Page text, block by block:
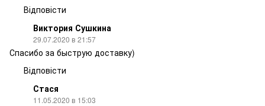
Відповісти
Виктория Сушкина
29.07.2020 в 21:57
Спасибо за быструю доставку)
Відповісти
Стася
11.05.2020 в 15:03